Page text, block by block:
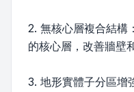
2. 無核心層複合結構
的核心層，改善牆壁
3. 地形實體子分區增